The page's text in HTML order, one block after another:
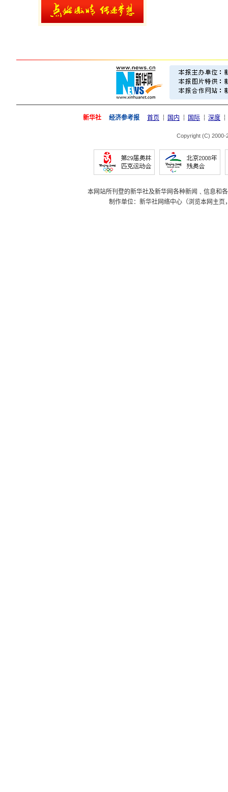
新华社 经济参考报 首页 国内 国际 深度
Copyright (C) 2000-
本网站所刊登的新华社及新华网各种新闻﹑信息和
制作单位：新华社网络中心（浏览本网主